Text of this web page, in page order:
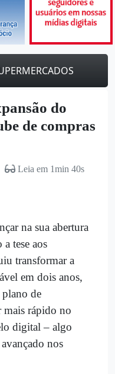
do
de compras
Leia em 1min 40s
na sua abertura
tese aos
transformar a
em dois anos,
plano de
mais rápido no
digital – algo
nos